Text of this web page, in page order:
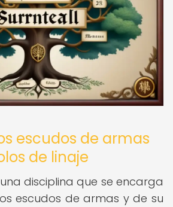
escudos de armas
de linaje
disciplina que se encarga
escudos de armas y de su